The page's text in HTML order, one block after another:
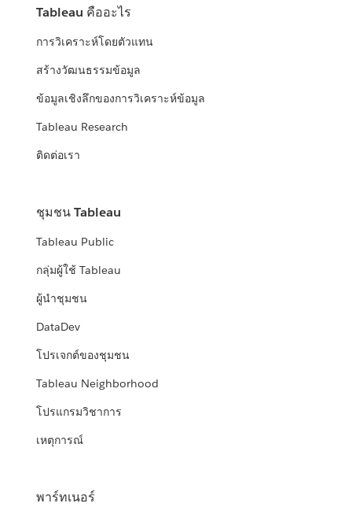
Tableau คืออะไร
การวิเคราะห์โดยตัวแทน
สร้างวัฒนธรรมข้อมูล
ข้อมูลเชิงลึกของการวิเคราะห์ข้อมูล
Tableau Research
ติดต่อเรา
ชุมชน Tableau
Tableau Public
กลุ่มผู้ใช้ Tableau
ผู้นำชุมชน
DataDev
โปรเจกต์ของชุมชน
Tableau Neighborhood
โปรแกรมวิชาการ
เหตุการณ์
พาร์ทเนอร์